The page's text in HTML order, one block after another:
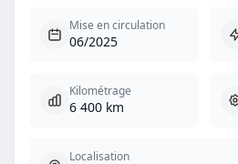
Mise en circulation
06/2025
Kilométrage
6 400 km
Localisation